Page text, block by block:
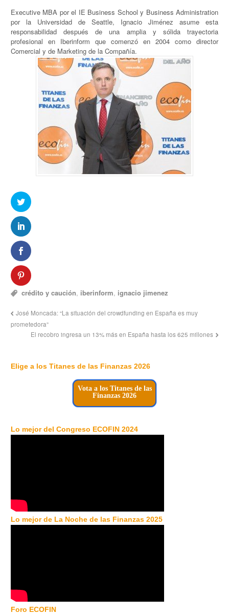
Executive MBA por el IE Business School y Business Administration
por la Universidad de Seattle, Ignacio Jiménez asume esta
responsabilidad después de una amplia y sólida trayectoria
profesional en Iberinform que comenzó en 2004 como director
Comercial y de Marketing de la Compañía.
crédito y caución, iberinform, ignacio jimenez
José Moncada: “La situación del crowdfunding en España es muy
prometedora”
El recobro ingresa un 13% más en España hasta los 625 millones
Elige a los Titanes de las Finanzas 2026
Vota a los Titanes de las
Finanzas 2026
Lo mejor del Congreso ECOFIN 2024
Lo mejor de La Noche de las Finanzas 2025
Foro ECOFIN